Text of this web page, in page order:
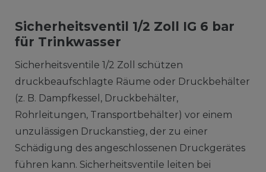
Sicherheitsventil 1/2 Zoll IG 6 bar
für Trinkwasser
Sicherheitsventile 1/2 Zoll schützen
druckbeaufschlagte Räume oder Druckbehälter
(z. B. Dampfkessel, Druckbehälter,
Rohrleitungen, Transportbehälter) vor einem
unzulässigen Druckanstieg, der zu einer
Schädigung des angeschlossenen Druckgerätes
führen kann. Sicherheitsventile leiten bei